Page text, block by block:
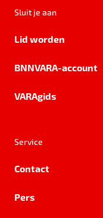
Sluit je aan
Lid worden
BNNVARA-account
VARAgids
Service
Contact
Pers